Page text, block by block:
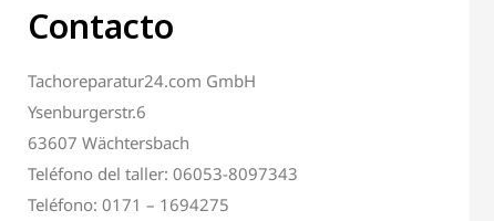
Contacto
Tachoreparatur24.com GmbH
Ysenburgerstr.6
63607 Wächtersbach
Teléfono del taller: 06053-8097343
Teléfono: 0171 – 1694275